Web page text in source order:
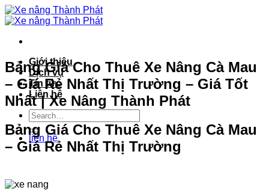
Bỏ
qua
dung
Giới thiệu
Dịch vụ
Tin tức
Liên hệ
liên hệ
Bảng Giá Cho Thuê Xe Nâng Cà Mau
– Giá Rẻ Nhất Thị Trường – Giá Tốt
Nhất | Xe Nâng Thành Phát
Bảng Giá Cho Thuê Xe Nâng Cà Mau
– Giá Rẻ Nhất Thị Trường